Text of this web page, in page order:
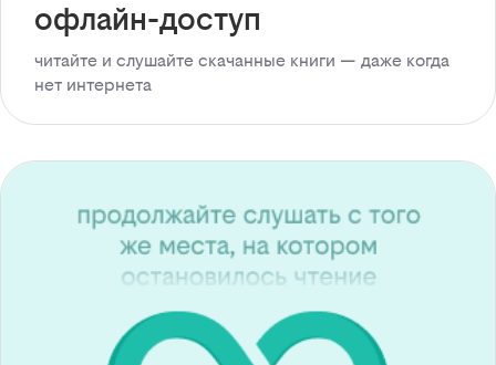
офлайн-доступ
читайте и слушайте скачанные книги — даже когда
нет интернета